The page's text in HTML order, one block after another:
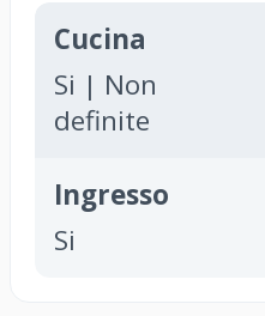
Cucina
Si | Non
definite
Ingresso
Si